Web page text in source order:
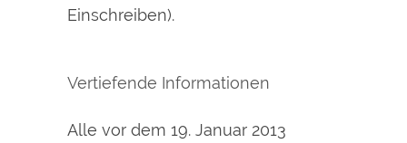
Einschreiben).
Vertiefende Informationen
Alle vor dem 19. Januar 2013